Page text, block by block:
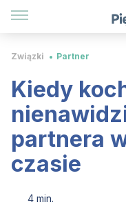
Związki Partner
Kiedy
partnera
czasie
4 min.